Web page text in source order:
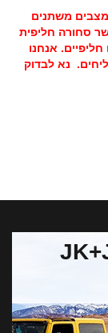
משתנים
סחורה חליפית
אנחנו
נא לבדוק